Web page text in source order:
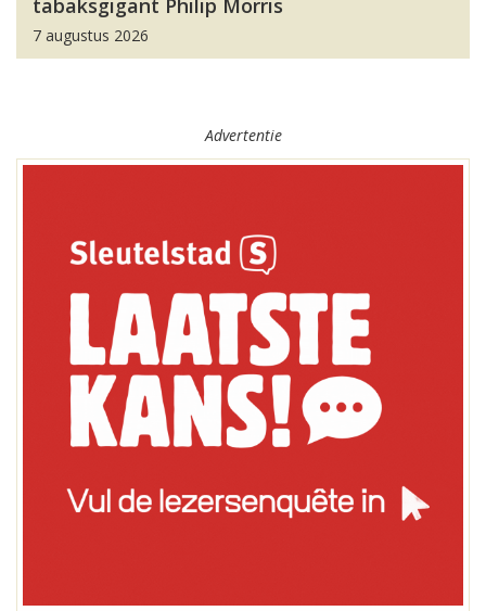
tabaksgigant Philip Morris
7 augustus 2026
Advertentie